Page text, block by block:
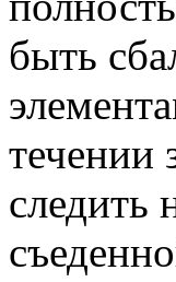
быть
течении
следить